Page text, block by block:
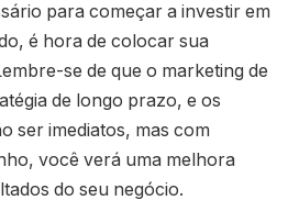
para começar a investir em
é hora de colocar sua
se de que o marketing de
de longo prazo, e os
ser imediatos, mas com
você verá uma melhora
do seu negócio.